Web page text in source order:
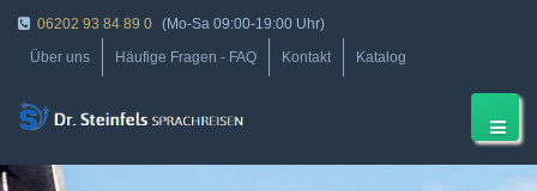
06202 93 84 89 0 (Mo-Sa 09:00-19:00 Uhr)
Über uns
Häufige Fragen - FAQ Kontakt Katalog